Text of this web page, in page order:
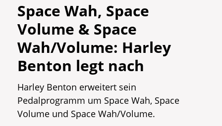
Space Wah, Space
Volume & Space
Wah/Volume: Harley
Benton legt nach
Harley Benton erweitert sein
Pedalprogramm um Space Wah, Space
Volume und Space Wah/Volume.